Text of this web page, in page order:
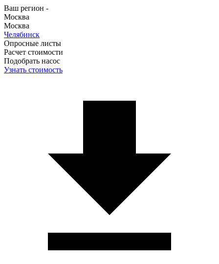
Ваш регион -
Москва
Москва
Челябинск
Опросные листы
Расчет стоимости
Подобрать насос
Узнать стоимость